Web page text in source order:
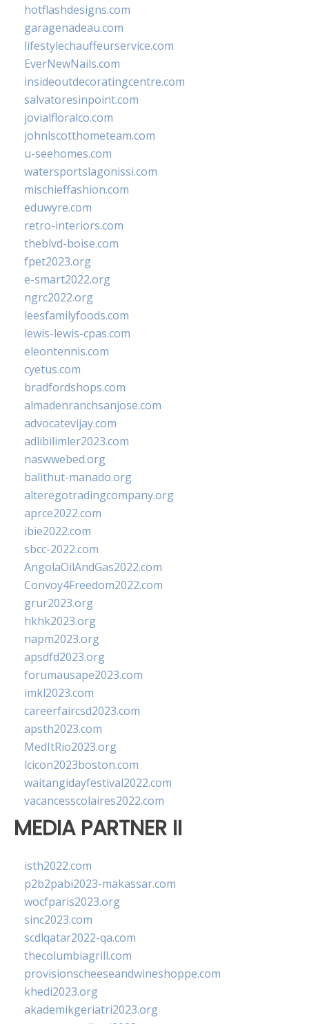
hotflashdesigns.com
garagenadeau.com
lifestylechauffeurservice.com
EverNewNails.com
insideoutdecoratingcentre.com
salvatoresinpoint.com
jovialfloralco.com
johnlscotthometeam.com
u-seehomes.com
watersportslagonissi.com
mischieffashion.com
eduwyre.com
retro-interiors.com
theblvd-boise.com
fpet2023.org
e-smart2022.org
ngrc2022.org
leesfamilyfoods.com
lewis-lewis-cpas.com
eleontennis.com
cyetus.com
bradfordshops.com
almadenranchsanjose.com
advocatevijay.com
adlibilimler2023.com
naswwebed.org
balithut-manado.org
alteregotradingcompany.org
aprce2022.com
ibie2022.com
sbcc-2022.com
AngolaOilAndGas2022.com
Convoy4Freedom2022.com
grur2023.org
hkhk2023.org
napm2023.org
apsdfd2023.org
forumausape2023.com
imkl2023.com
careerfaircsd2023.com
apsth2023.com
MedItRio2023.org
lcicon2023boston.com
waitangidayfestival2022.com
vacancesscolaires2022.com
MEDIA PARTNER II
isth2022.com
p2b2pabi2023-makassar.com
wocfparis2023.org
sinc2023.com
scdlqatar2022-qa.com
thecolumbiagrill.com
provisionscheeseandwineshoppe.com
khedi2023.org
akademikgeriatri2023.org